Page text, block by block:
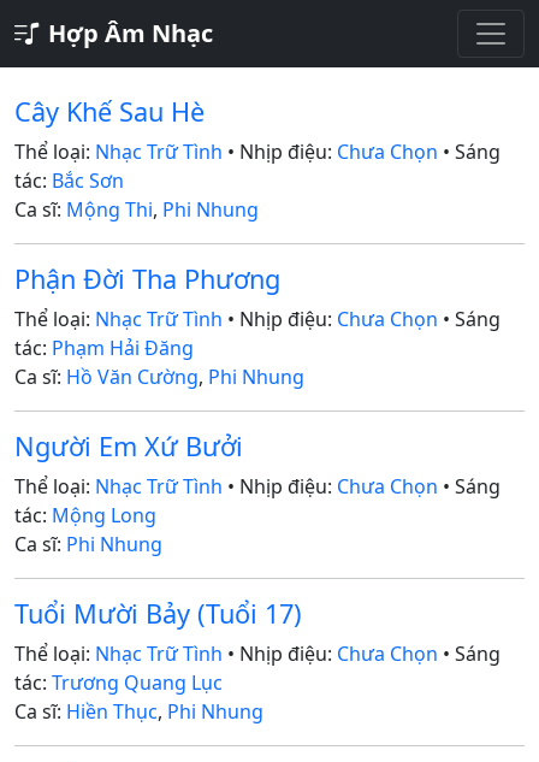
Hợp Âm Nhạc
Cây Khế Sau Hè
Thể loại: Nhạc Trữ Tình • Nhịp điệu: Chưa Chọn • Sáng
tác: Bắc Sơn
Ca sĩ: Mộng Thi, Phi Nhung
Phận Đời Tha Phương
Thể loại: Nhạc Trữ Tình • Nhịp điệu: Chưa Chọn • Sáng
tác: Phạm Hải Đăng
Ca sĩ: Hồ Văn Cường, Phi Nhung
Người Em Xứ Bưởi
Thể loại: Nhạc Trữ Tình • Nhịp điệu: Chưa Chọn • Sáng
tác: Mộng Long
Ca sĩ: Phi Nhung
Tuổi Mười Bảy (Tuổi 17)
Thể loại: Nhạc Trữ Tình • Nhịp điệu: Chưa Chọn • Sáng
tác: Trương Quang Lục
Ca sĩ: Hiền Thục, Phi Nhung